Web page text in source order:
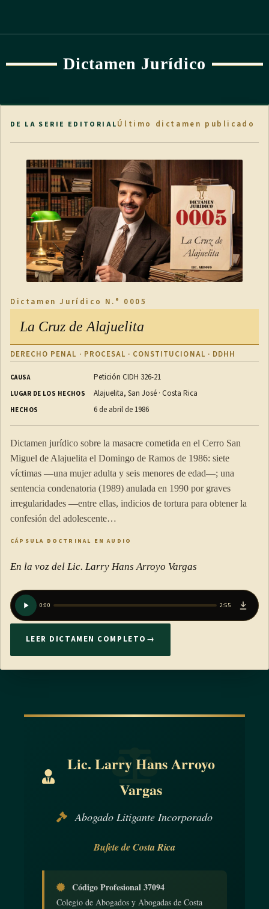
Dictamen Jurídico
DE LA SERIE EDITORIALÚltimo dictamen publicado
Dictamen Jurídico N.° 0005
La Cruz de Alajuelita
DERECHO PENAL · PROCESAL · CONSTITUCIONAL · DDHH
CAUSA Petición CIDH 326-21
LUGAR DE LOS HECHOS Alajuelita, San José · Costa Rica
HECHOS 6 de abril de 1986
Dictamen jurídico sobre la masacre cometida en el Cerro San
Miguel de Alajuelita el Domingo de Ramos de 1986: siete
víctimas —una mujer adulta y seis menores de edad—; una
sentencia condenatoria (1989) anulada en 1990 por graves
irregularidades —entre ellas, indicios de tortura para obtener la
confesión del adolescente…
CÁPSULA DOCTRINAL EN AUDIO
En la voz del Lic. Larry Hans Arroyo Vargas
0:00 2:55
LEER DICTAMEN COMPLETO →
Lic. Larry Hans Arroyo
Vargas
Abogado Litigante Incorporado
Bufete de Costa Rica
Código Profesional 37094
Colegio de Abogados y Abogadas de Costa